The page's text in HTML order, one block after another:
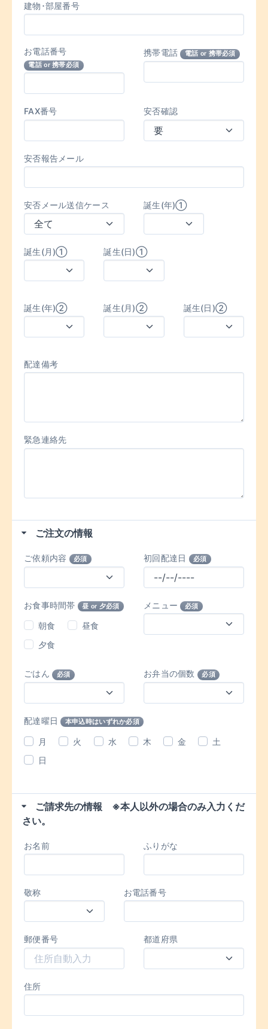
建物･部屋番号
お電話番号
電話 or 携帯必須
携帯電話 電話 or 携帯必須
FAX番号 安否確認
安否報告メール
安否メール送信ケース 誕生(年)①
誕生(月)① 誕生(日)①
誕生(年)② 誕生(月)② 誕生(日)②
配達備考
緊急連絡先
ご注文の情報
ご依頼内容 必須 初回配達日 必須
お食事時間帯 昼 or 夕必須
朝食
昼食
夕食
メニュー 必須
ごはん 必須 お弁当の個数 必須
配達曜日 本申込時はいずれか必須
月 火 水 木 金
土
日
ご請求先の情報 ※本人以外の場合のみ入力くだ
さい。
お名前 ふりがな
敬称 お電話番号
郵便番号 都道府県
住所